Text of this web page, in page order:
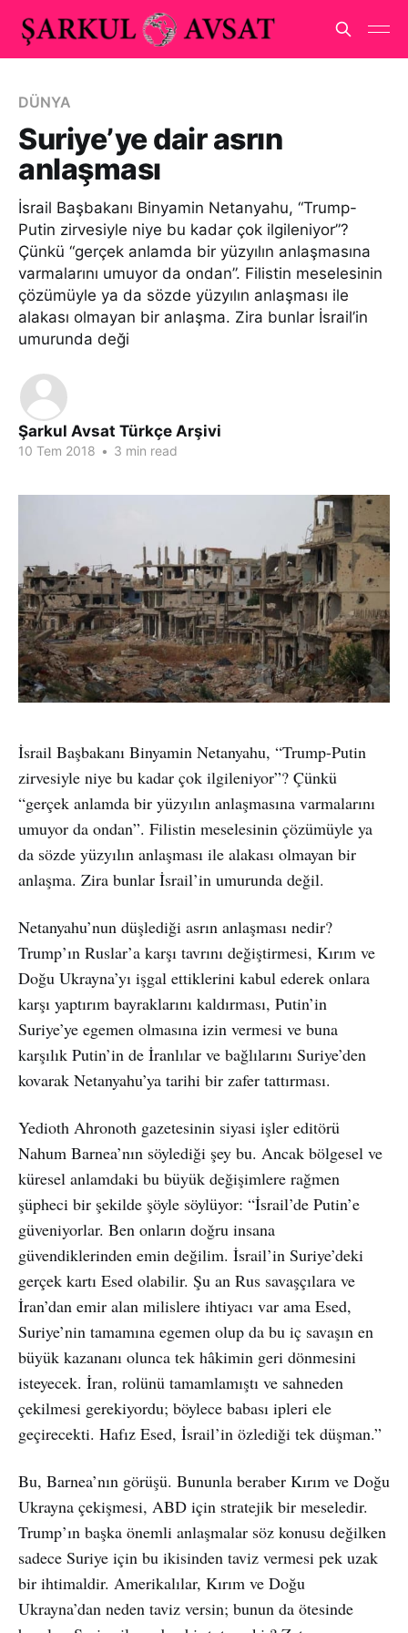
DÜNYA
Suriye’ye dair asrın
anlaşması
İsrail Başbakanı Binyamin Netanyahu, “Trump-
Putin zirvesiyle niye bu kadar çok ilgileniyor”?
Çünkü “gerçek anlamda bir yüzyılın anlaşmasına
varmalarını umuyor da ondan”. Filistin meselesinin
çözümüyle ya da sözde yüzyılın anlaşması ile
alakası olmayan bir anlaşma. Zira bunlar İsrail’in
umurunda deği
Şarkul Avsat Türkçe Arşivi
10 Tem 2018 • 3 min read
İsrail Başbakanı Binyamin Netanyahu, “Trump-Putin
zirvesiyle niye bu kadar çok ilgileniyor”? Çünkü
“gerçek anlamda bir yüzyılın anlaşmasına varmalarını
umuyor da ondan”. Filistin meselesinin çözümüyle ya
da sözde yüzyılın anlaşması ile alakası olmayan bir
anlaşma. Zira bunlar İsrail’in umurunda değil.
Netanyahu’nun düşlediği asrın anlaşması nedir?
Trump’ın Ruslar’a karşı tavrını değiştirmesi, Kırım ve
Doğu Ukrayna’yı işgal ettiklerini kabul ederek onlara
karşı yaptırım bayraklarını kaldırması, Putin’in
Suriye’ye egemen olmasına izin vermesi ve buna
karşılık Putin’in de İranlılar ve bağlılarını Suriye’den
kovarak Netanyahu’ya tarihi bir zafer tattırması.
Yedioth Ahronoth gazetesinin siyasi işler editörü
Nahum Barnea’nın söylediği şey bu. Ancak bölgesel ve
küresel anlamdaki bu büyük değişimlere rağmen
şüpheci bir şekilde şöyle söylüyor: “İsrail’de Putin’e
güveniyorlar. Ben onların doğru insana
güvendiklerinden emin değilim. İsrail’in Suriye’deki
gerçek kartı Esed olabilir. Şu an Rus savaşçılara ve
İran’dan emir alan milislere ihtiyacı var ama Esed,
Suriye’nin tamamına egemen olup da bu iç savaşın en
büyük kazananı olunca tek hâkimin geri dönmesini
isteyecek. İran, rolünü tamamlamıştı ve sahneden
çekilmesi gerekiyordu; böylece babası ipleri ele
geçirecekti. Hafız Esed, İsrail’in özlediği tek düşman.”
Bu, Barnea’nın görüşü. Bununla beraber Kırım ve Doğu
Ukrayna çekişmesi, ABD için stratejik bir meseledir.
Trump’ın başka önemli anlaşmalar söz konusu değilken
sadece Suriye için bu ikisinden taviz vermesi pek uzak
bir ihtimaldir. Amerikalılar, Kırım ve Doğu
Ukrayna’dan neden taviz versin; bunun da ötesinde